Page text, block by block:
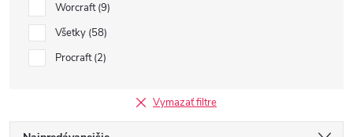
Worcraft 9
Všetky 58
Procraft 2
Vymazať filtre